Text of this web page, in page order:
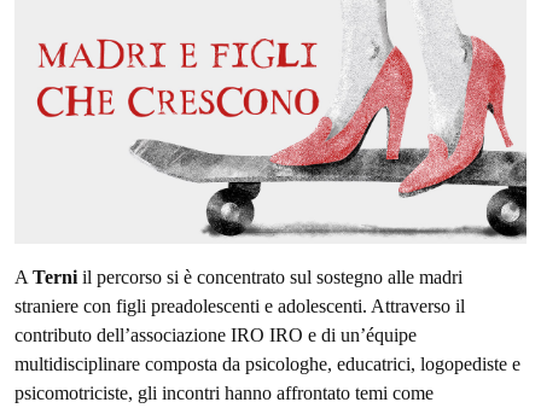
A Terni il percorso si è concentrato sul sostegno alle madri
straniere con figli preadolescenti e adolescenti. Attraverso il
contributo dell’associazione IRO IRO e di un’équipe
multidisciplinare composta da psicologhe, educatrici, logopediste e
psicomotriciste, gli incontri hanno affrontato temi come